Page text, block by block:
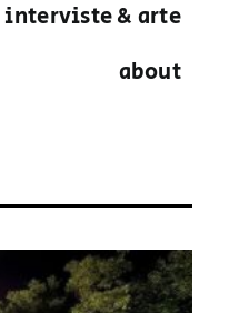
interviste & arte
about